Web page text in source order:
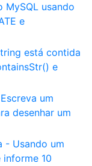
usando
e
está contida
e
um
desenhar um
- Usando um
10